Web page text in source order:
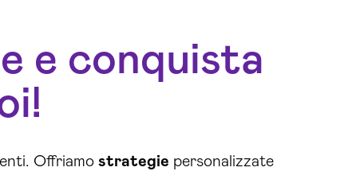
e conquista
Offriamo strategie personalizzate